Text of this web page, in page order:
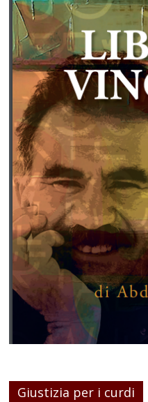
Giustizia per i curdi